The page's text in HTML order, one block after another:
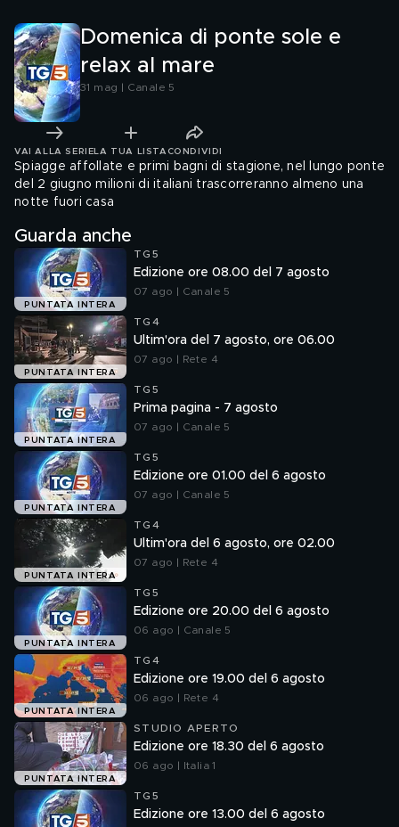
Domenica di ponte sole e
relax al mare
31 mag | Canale 5
VAI ALLA SERIE LA TUA LISTA CONDIVIDI
Spiagge affollate e primi bagni di stagione, nel lungo ponte
del 2 giugno milioni di italiani trascorreranno almeno una
notte fuori casa
Guarda anche
PUNTATA INTERA
TG5
Edizione ore 08.00 del 7 agosto
07 ago | Canale 5
PUNTATA INTERA
TG4
Ultim'ora del 7 agosto, ore 06.00
07 ago | Rete 4
PUNTATA INTERA
TG5
Prima pagina - 7 agosto
07 ago | Canale 5
PUNTATA INTERA
TG5
Edizione ore 01.00 del 6 agosto
07 ago | Canale 5
PUNTATA INTERA
TG4
Ultim'ora del 6 agosto, ore 02.00
07 ago | Rete 4
PUNTATA INTERA
TG5
Edizione ore 20.00 del 6 agosto
06 ago | Canale 5
PUNTATA INTERA
TG4
Edizione ore 19.00 del 6 agosto
06 ago | Rete 4
PUNTATA INTERA
STUDIO APERTO
Edizione ore 18.30 del 6 agosto
06 ago | Italia 1
TG5
Edizione ore 13.00 del 6 agosto